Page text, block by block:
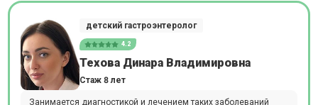
детский гастроэнтеролог
4.2
Техова Динара Владимировна
Стаж 8 лет
Занимается диагностикой и лечением таких заболеваний